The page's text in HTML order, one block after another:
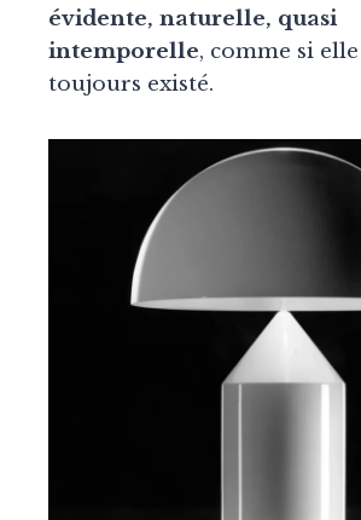
évidente, naturelle, quasi
intemporelle, comme si
toujours existé.